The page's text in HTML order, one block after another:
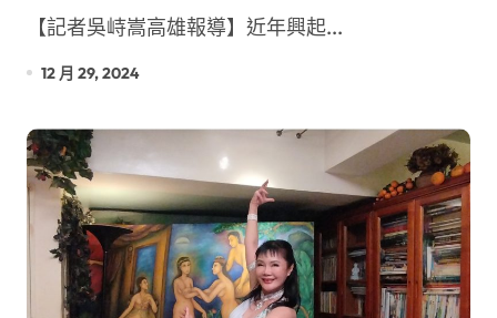
潮 【記者吳峙嵩高雄報導】近年興起...
12 月 29, 2024